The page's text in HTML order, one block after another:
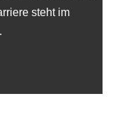
steht im